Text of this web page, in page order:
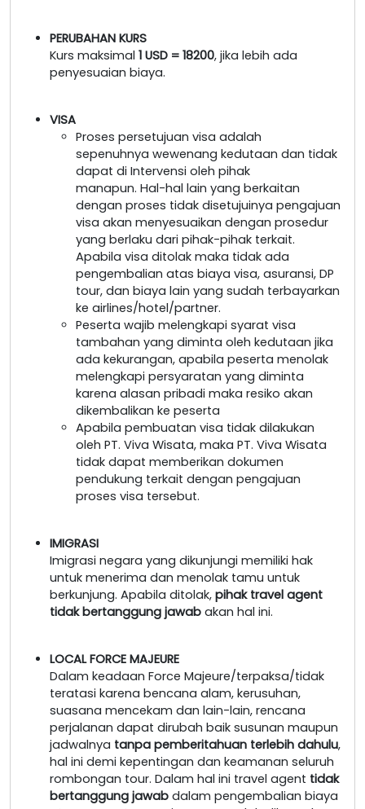
PERUBAHAN KURS
Kurs maksimal 1 USD = 18200, jika lebih ada
penyesuaian biaya.
VISA
Proses persetujuan visa adalah
sepenuhnya wewenang kedutaan dan tidak
dapat di Intervensi oleh pihak
manapun. Hal-hal lain yang berkaitan
dengan proses tidak disetujuinya pengajuan
visa akan menyesuaikan dengan prosedur
yang berlaku dari pihak-pihak terkait.
Apabila visa ditolak maka tidak ada
pengembalian atas biaya visa, asuransi, DP
tour, dan biaya lain yang sudah terbayarkan
ke airlines/hotel/partner.
Peserta wajib melengkapi syarat visa
tambahan yang diminta oleh kedutaan jika
ada kekurangan, apabila peserta menolak
melengkapi persyaratan yang diminta
karena alasan pribadi maka resiko akan
dikembalikan ke peserta
Apabila pembuatan visa tidak dilakukan
oleh PT. Viva Wisata, maka PT. Viva Wisata
tidak dapat memberikan dokumen
pendukung terkait dengan pengajuan
proses visa tersebut.
IMIGRASI
Imigrasi negara yang dikunjungi memiliki hak
untuk menerima dan menolak tamu untuk
berkunjung. Apabila ditolak, pihak travel agent
tidak bertanggung jawab akan hal ini.
LOCAL FORCE MAJEURE
Dalam keadaan Force Majeure/terpaksa/tidak
teratasi karena bencana alam, kerusuhan,
suasana mencekam dan lain-lain, rencana
perjalanan dapat dirubah baik susunan maupun
jadwalnya tanpa pemberitahuan terlebih dahulu,
hal ini demi kepentingan dan keamanan seluruh
rombongan tour. Dalam hal ini travel agent tidak
bertanggung jawab dalam pengembalian biaya